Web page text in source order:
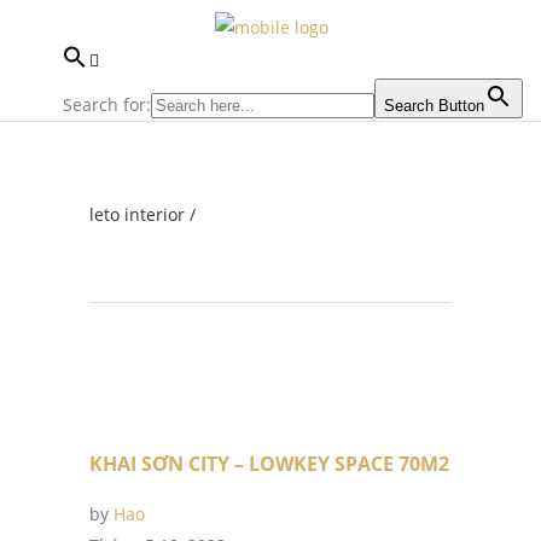
Search for: Search Button
leto interior /
KHAI SƠN CITY – LOWKEY SPACE 70M2
by Hao